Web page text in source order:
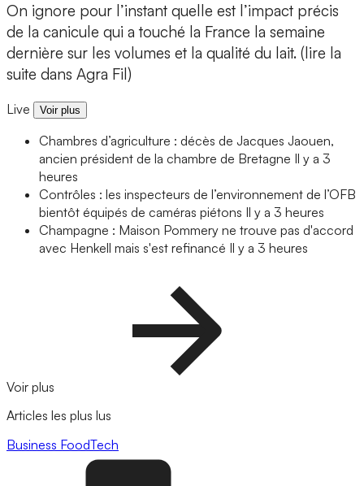
On ignore pour l’instant quelle est l’impact précis
de la canicule qui a touché la France la semaine
dernière sur les volumes et la qualité du lait. (lire la
suite dans Agra Fil)
Live Voir plus
Chambres d’agriculture : décès de Jacques Jaouen,
ancien président de la chambre de Bretagne Il y a 3
heures
Contrôles : les inspecteurs de l’environnement de l’OFB
bientôt équipés de caméras piétons Il y a 3 heures
Champagne : Maison Pommery ne trouve pas d'accord
avec Henkell mais s'est refinancé Il y a 3 heures
Voir plus
Articles les plus lus
Business FoodTech